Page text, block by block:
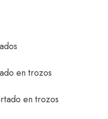
en trozos
en trozos